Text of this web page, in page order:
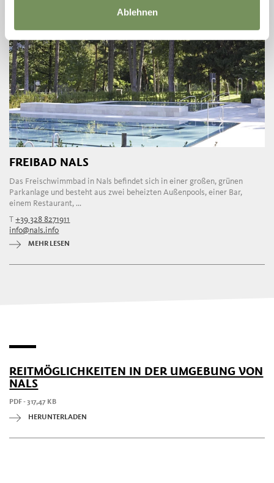
Ablehnen
FREIBAD NALS
Das Freischwimmbad in Nals befindet sich in einer großen, grünen
Parkanlage und besteht aus zwei beheizten Außenpools, einer Bar,
einem Restaurant, ...
T+39 328 8271911
info@nals.info
MEHR LESEN
REITMÖGLICHKEITEN IN DER UMGEBUNG VON
NALS
PDF - 317,47 KB
HERUNTERLADEN